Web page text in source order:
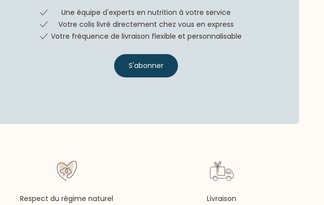
Une équipe d'experts en nutrition à votre service
Votre colis livré directement chez vous en express
Votre fréquence de livraison flexible et personnalisable
S'abonner
Respect du régime naturel Livraison